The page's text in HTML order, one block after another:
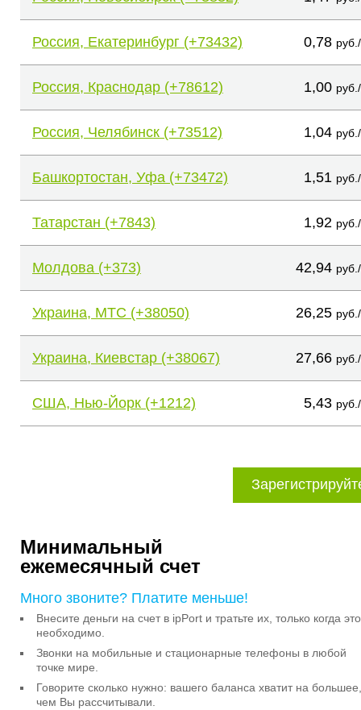
Россия, Екатеринбург (+73432) 0,78
Россия, Краснодар (+78612) 1,00
Россия, Челябинск (+73512) 1,04
Башкортостан, Уфа (+73472) 1,51
Татарстан (+7843) 1,92
Молдова (+373) 42,94
Украина, МТС (+38050) 26,25
Украина, Киевстар (+38067) 27,66
США, Нью-Йорк (+1212) 5,43
Минимальный
ежемесячный счет
Много звоните? Платите меньше!
Внесите деньги на счет в ipPort и тратьте их, только когда это
необходимо.
Звонки на мобильные и стационарные телефоны в любой
точке мире.
Говорите сколько нужно: вашего баланса хватит на большее,
чем Вы рассчитывали.